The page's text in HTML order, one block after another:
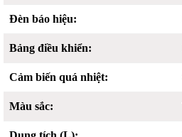
Đèn báo hiệu:
Bảng điều khiển:
Cảm biến quá nhiệt:
Màu sắc: